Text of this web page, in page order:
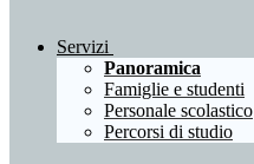
Servizi
Panoramica
Famiglie e studenti
Personale scolastico
Percorsi di studio